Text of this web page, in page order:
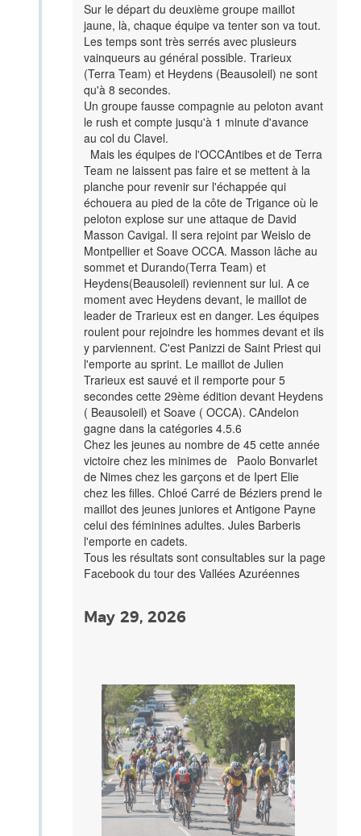
Sur le départ du deuxième groupe maillot
jaune, là, chaque équipe va tenter son va tout.
Les temps sont très serrés avec plusieurs
vainqueurs au général possible. Trarieux
(Terra Team) et Heydens (Beausoleil) ne sont
qu'à 8 secondes.
Un groupe fausse compagnie au peloton avant
le rush et compte jusqu'à 1 minute d'avance
au col du Clavel.
Mais les équipes de l'OCCAntibes et de Terra
Team ne laissent pas faire et se mettent à la
planche pour revenir sur l'échappée qui
échouera au pied de la côte de Trigance où le
peloton explose sur une attaque de David
Masson Cavigal. Il sera rejoint par Weislo de
Montpellier et Soave OCCA. Masson lâche au
sommet et Durando(Terra Team) et
Heydens(Beausoleil) reviennent sur lui. A ce
moment avec Heydens devant, le maillot de
leader de Trarieux est en danger. Les équipes
roulent pour rejoindre les hommes devant et ils
y parviennent. C'est Panizzi de Saint Priest qui
l'emporte au sprint. Le maillot de Julien
Trarieux est sauvé et il remporte pour 5
secondes cette 29ème édition devant Heydens
( Beausoleil) et Soave ( OCCA). CAndelon
gagne dans la catégories 4.5.6
Chez les jeunes au nombre de 45 cette année
victoire chez les minimes de Paolo Bonvarlet
de Nimes chez les garçons et de Ipert Elie
chez les filles. Chloé Carré de Béziers prend le
maillot des jeunes juniores et Antigone Payne
celui des féminines adultes. Jules Barberis
l'emporte en cadets.
Tous les résultats sont consultables sur la page
Facebook du tour des Vallées Azuréennes
May 29, 2026